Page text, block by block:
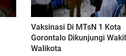
Vaksinasi Di MTsN 1 Kota
Gorontalo Dikunjungi Wakil
Walikota